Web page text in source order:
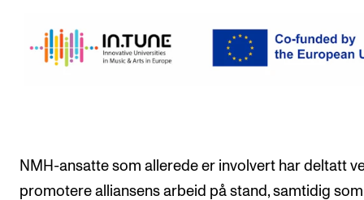
NMH-ansatte som allerede er involvert har deltatt
promotere alliansens arbeid på stand, samtidig